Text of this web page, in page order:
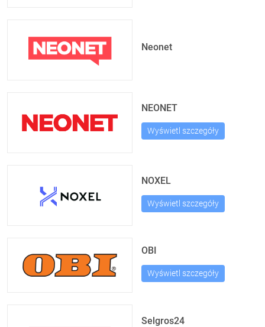
Neonet
NEONET
Wyświetl szczegóły
NOXEL
Wyświetl szczegóły
OBI
Wyświetl szczegóły
Selgros24